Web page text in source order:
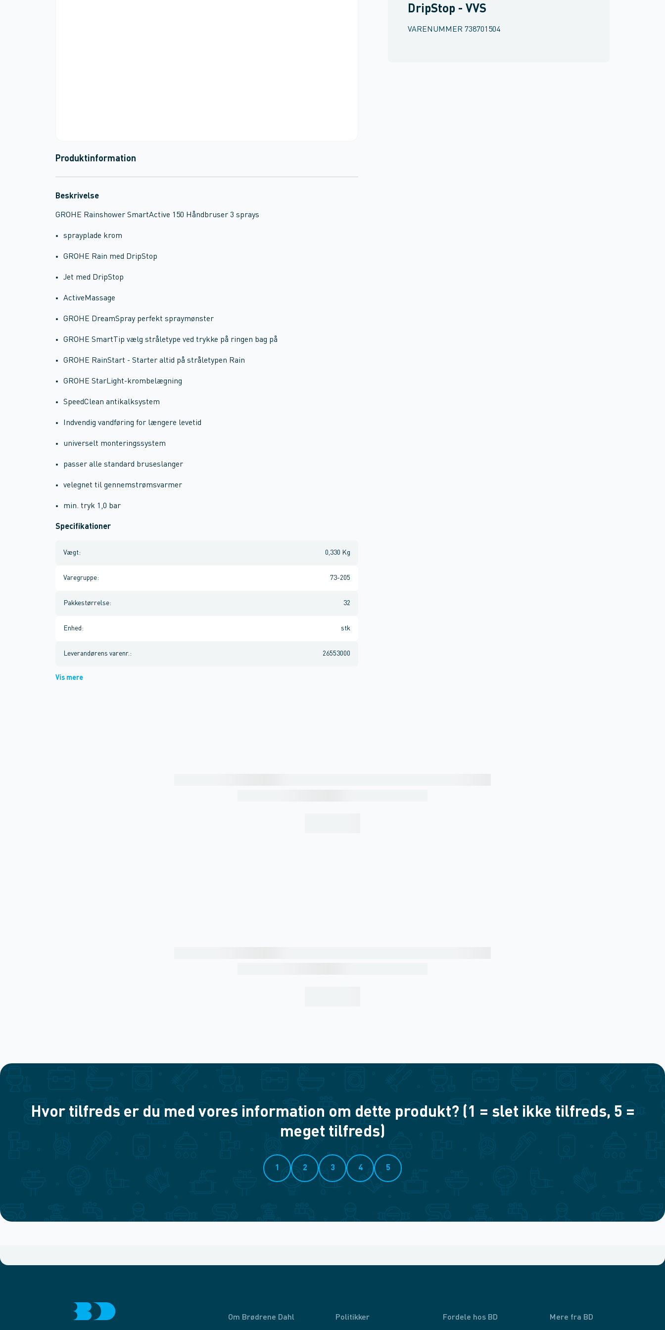
DripStop - VVS
VARENUMMER 738701504
Produktinformation
Beskrivelse
GROHE Rainshower SmartActive 150 Håndbruser 3 sprays
sprayplade krom
GROHE Rain med DripStop
Jet med DripStop
ActiveMassage
GROHE DreamSpray perfekt spraymønster
GROHE SmartTip vælg stråletype ved trykke på ringen bag på
GROHE RainStart - Starter altid på stråletypen Rain
GROHE StarLight-krombelægning
SpeedClean antikalksystem
Indvendig vandføring for længere levetid
universelt monteringssystem
passer alle standard bruseslanger
velegnet til gennemstrømsvarmer
min. tryk 1,0 bar
Specifikationer
Vægt: 0,330 Kg
Varegruppe: 73-205
Pakkestørrelse: 32
Enhed : stk
Leverandørens varenr. : 26553000
Vis mere
Hvor tilfreds er du med vores information om dette produkt? (1 = slet ikke tilfreds, 5 =
meget tilfreds)
1 2 3 4 5
Om Brødrene Dahl Politikker Fordele hos BD Mere fra BD